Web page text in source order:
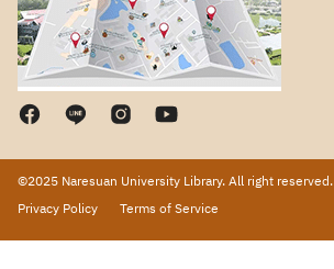
©2025 Naresuan University Library. All right reserved.
Privacy Policy
Terms of Service